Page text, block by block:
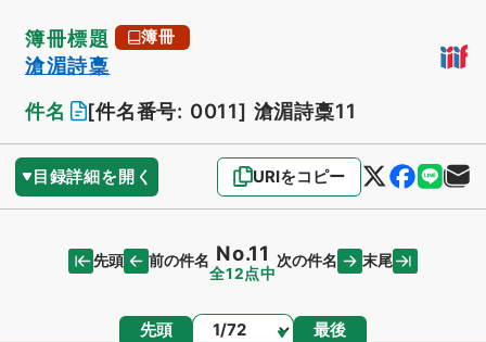
簿冊標題 簿冊
滄湄詩稾
件名
[件名番号: 0011] 滄湄詩稾11
目録詳細を開く URIをコピー
先頭 前の件名 No.11
全12点中
次の件名 末尾
先頭 ページ 最後